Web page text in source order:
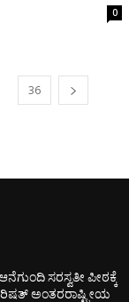
0
36
ಸರಸ್ವತೀ ಪೀಠಕ್ಕೆ
ಅಂತರರಾಷ್ಟ್ರೀಯ